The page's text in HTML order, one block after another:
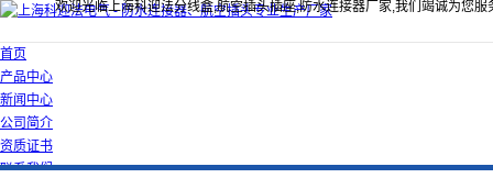
欢迎光临上海科迎法分线盒,航空插头插座,防水连接器厂家,我们竭诚为您服
首页
产品中心
新闻中心
公司简介
资质证书
联系我们